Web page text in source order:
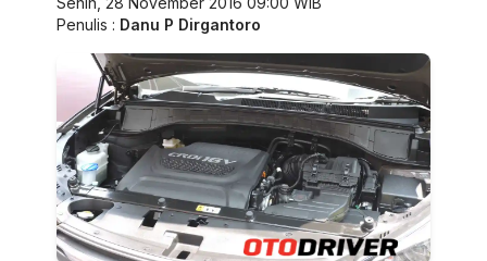
Penulis : Danu P Dirgantoro